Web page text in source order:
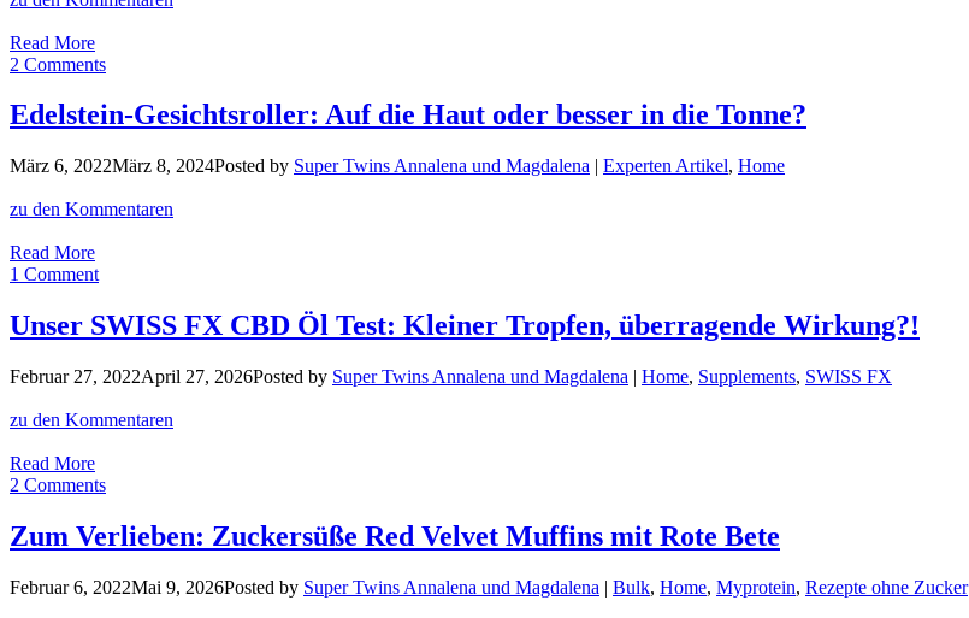
Read MoreWie
Knusperkekse:
Vollkorn
Haferbrot
Hefe
2 Comments
Edelstein-Gesichtsroller: Auf die Haut oder besser in die Tonne?
März 6, 2022März 8, 2024Posted by Super Twins Annalena und Magdalena | Experten Artikel, Home
zu den Kommentaren
Read MoreEdelstein-
Gesichtsroller:
die
Haut
besser
die
1 Comment
Unser SWISS FX CBD Öl Test: Kleiner Tropfen, überragende Wirkung?!
Februar 27, 2022April 27, 2026Posted by Super Twins Annalena und Magdalena | Home, Supplements, SWISS FX
zu den Kommentaren
Read MoreUnser
SWISS
CBD
Öl
Kleiner
2 Comments
Zum Verlieben: Zuckersüße Red Velvet Muffins mit Rote Bete
Februar 6, 2022Mai 9, 2026Posted by Super Twins Annalena und Magdalena | Bulk, Home, Myprotein, Rezepte ohne Zucker